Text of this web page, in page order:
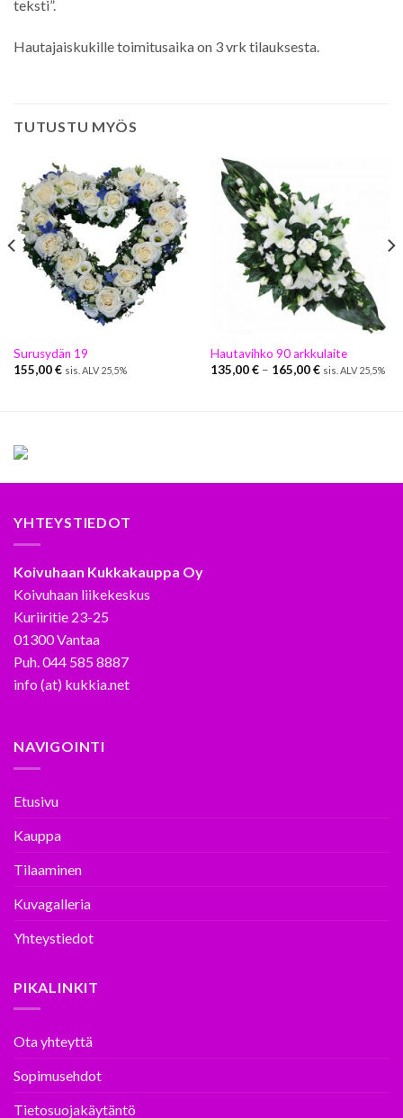
teksti”.
Hautajaiskukille toimitusaika on 3 vrk tilauksesta.
TUTUSTU MYÖS
Surusydän 19
155,00€ sis. ALV 25,5%
Hautavihko 90 arkkulaite
135,00€– 165,00€ sis. ALV 25,5%
YHTEYSTIEDOT
Koivuhaan Kukkakauppa Oy
Koivuhaan liikekeskus
Kuriiritie 23-25
01300 Vantaa
Puh. 044 585 8887
info (at) kukkia.net
NAVIGOINTI
Etusivu
Kauppa
Tilaaminen
Kuvagalleria
Yhteystiedot
PIKALINKIT
Ota yhteyttä
Sopimusehdot
Tietosuojakäytäntö